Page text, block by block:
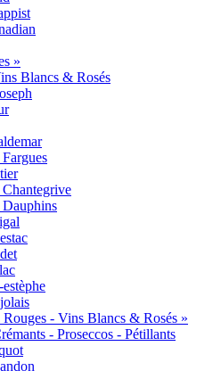
»
Blancs & Rosés
Chantegrive
- Vins Blancs & Rosés »
- Proseccos - Pétillants